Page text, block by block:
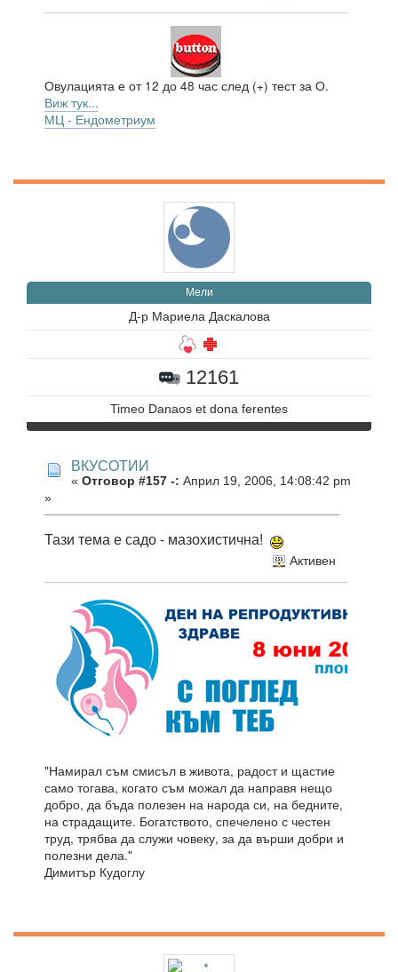
Овулацията е от 12 до 48 час след (+) тест за О.
Виж тук...
МЦ - Ендометриум
Мели
Д-р Мариела Даскалова
12161
Timeo Danaos et dona ferentes
ВКУСОТИИ
« Отговор #157 -: Април 19, 2006, 14:08:42 pm
»
Тази тема е садо - мазохистична!
Активен
"Намирал съм смисъл в живота, радост и щастие
само тогава, когато съм можал да направя нещо
добро, да бъда полезен на народа си, на бедните,
на страдащите. Богатството, спечелено с честен
труд, трябва да служи човеку, за да върши добри и
полезни дела."
Димитър Кудоглу